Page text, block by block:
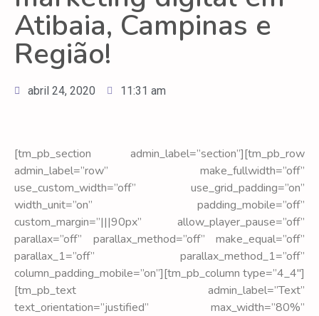
Atibaia, Campinas e
Região!
abril 24, 2020 11:31 am
[tm_pb_section admin_label=”section”][tm_pb_row
admin_label=”row” make_fullwidth=”off”
use_custom_width=”off” use_grid_padding=”on”
width_unit=”on” padding_mobile=”off”
custom_margin=”|||90px” allow_player_pause=”off”
parallax=”off” parallax_method=”off” make_equal=”off”
parallax_1=”off” parallax_method_1=”off”
column_padding_mobile=”on”][tm_pb_column type=”4_4″]
[tm_pb_text admin_label=”Text”
text_orientation=”justified” max_width=”80%”